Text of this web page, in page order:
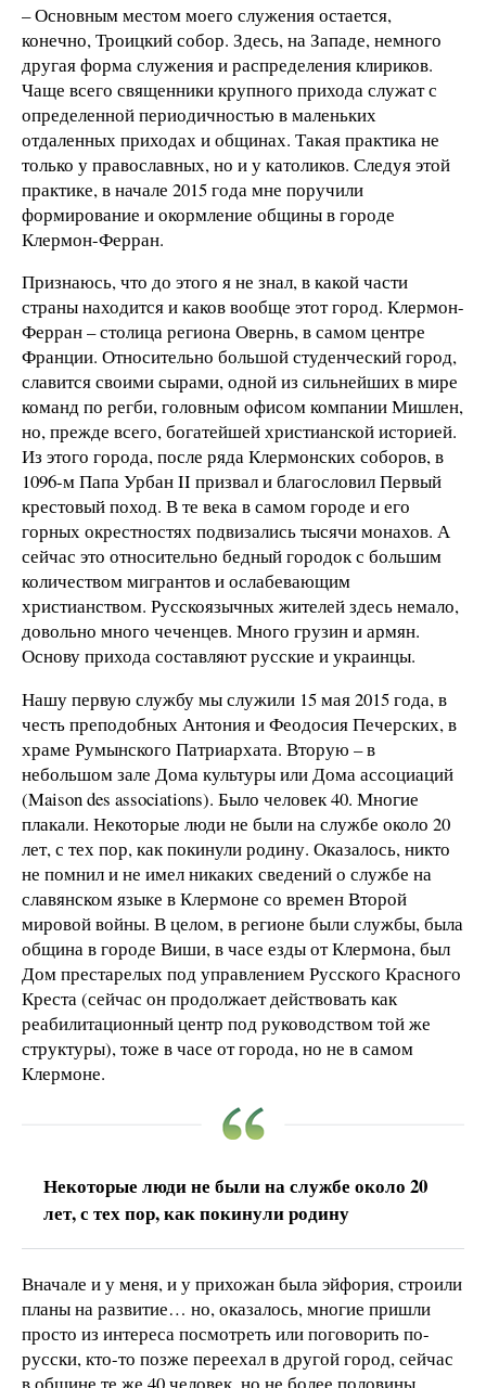
– Основным местом моего служения остается,
конечно, Троицкий собор. Здесь, на Западе, немного
другая форма служения и распределения клириков.
Чаще всего священники крупного прихода служат с
определенной периодичностью в маленьких
отдаленных приходах и общинах. Такая практика не
только у православных, но и у католиков. Следуя этой
практике, в начале 2015 года мне поручили
формирование и окормление общины в городе
Клермон-Ферран.
Признаюсь, что до этого я не знал, в какой части
страны находится и каков вообще этот город. Клермон-
Ферран – столица региона Овернь, в самом центре
Франции. Относительно большой студенческий город,
славится своими сырами, одной из сильнейших в мире
команд по регби, головным офисом компании Мишлен,
но, прежде всего, богатейшей христианской историей.
Из этого города, после ряда Клермонских соборов, в
1096-м Папа Урбан II призвал и благословил Первый
крестовый поход. В те века в самом городе и его
горных окрестностях подвизались тысячи монахов. А
сейчас это относительно бедный городок с большим
количеством мигрантов и ослабевающим
христианством. Русскоязычных жителей здесь немало,
довольно много чеченцев. Много грузин и армян.
Основу прихода составляют русские и украинцы.
Нашу первую службу мы служили 15 мая 2015 года, в
честь преподобных Антония и Феодосия Печерских, в
храме Румынского Патриархата. Вторую – в
небольшом зале Дома культуры или Дома ассоциаций
(Maison des associations). Было человек 40. Многие
плакали. Некоторые люди не были на службе около 20
лет, с тех пор, как покинули родину. Оказалось, никто
не помнил и не имел никаких сведений о службе на
славянском языке в Клермоне со времен Второй
мировой войны. В целом, в регионе были службы, была
община в городе Виши, в часе езды от Клермона, был
Дом престарелых под управлением Русского Красного
Креста (сейчас он продолжает действовать как
реабилитационный центр под руководством той же
структуры), тоже в часе от города, но не в самом
Клермоне.
Некоторые люди не были на службе около 20
лет, с тех пор, как покинули родину
Вначале и у меня, и у прихожан была эйфория, строили
планы на развитие… но, оказалось, многие пришли
просто из интереса посмотреть или поговорить по-
русски, кто-то позже переехал в другой город, сейчас